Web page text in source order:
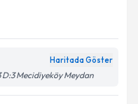
Haritada Göster
Mecidiyeköy Meydan